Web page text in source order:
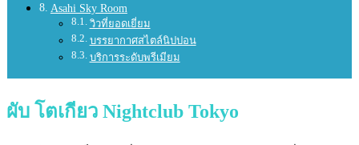
Asahi Sky Room
วิวที่ยอดเยี่ยม
บรรยากาศสไตล์นิปปอน
บริการระดับพรีเมียม
ผับ โตเกียว Nightclub Tokyo